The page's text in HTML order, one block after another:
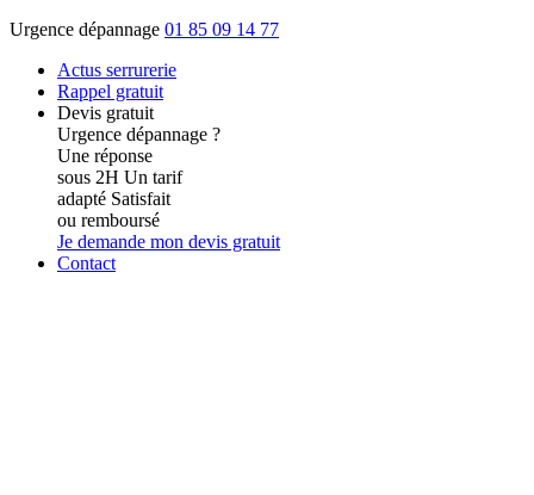
Urgence dépannage 01 85 09 14 77
Actus serrurerie
Rappel gratuit
Devis gratuit
Urgence dépannage ?
Une réponse
sous 2H Un tarif
adapté Satisfait
ou remboursé
Je demande mon devis gratuit
Contact